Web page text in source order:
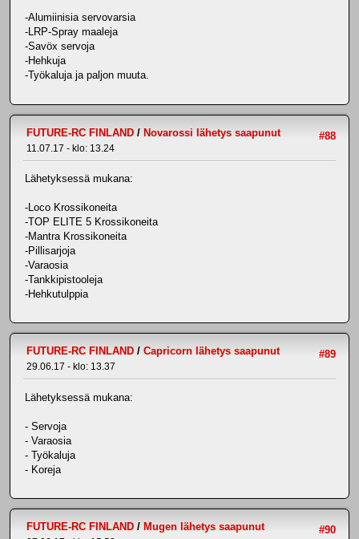
-Alumiinisia servovarsia
-LRP-Spray maaleja
-Savöx servoja
-Hehkuja
-Työkaluja ja paljon muuta.
#88
FUTURE-RC FINLAND / Novarossi lähetys saapunut
11.07.17 - klo: 13.24
Lähetyksessä mukana:
-Loco Krossikoneita
-TOP ELITE 5 Krossikoneita
-Mantra Krossikoneita
-Pillisarjoja
-Varaosia
-Tankkipistooleja
-Hehkutulppia
#89
FUTURE-RC FINLAND / Capricorn lähetys saapunut
29.06.17 - klo: 13.37
Lähetyksessä mukana:
- Servoja
- Varaosia
- Työkaluja
- Koreja
#90
FUTURE-RC FINLAND / Mugen lähetys saapunut